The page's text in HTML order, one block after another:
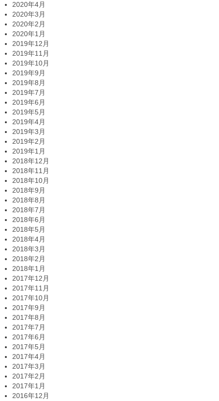
2020年4月
2020年3月
2020年2月
2020年1月
2019年12月
2019年11月
2019年10月
2019年9月
2019年8月
2019年7月
2019年6月
2019年5月
2019年4月
2019年3月
2019年2月
2019年1月
2018年12月
2018年11月
2018年10月
2018年9月
2018年8月
2018年7月
2018年6月
2018年5月
2018年4月
2018年3月
2018年2月
2018年1月
2017年12月
2017年11月
2017年10月
2017年9月
2017年8月
2017年7月
2017年6月
2017年5月
2017年4月
2017年3月
2017年2月
2017年1月
2016年12月